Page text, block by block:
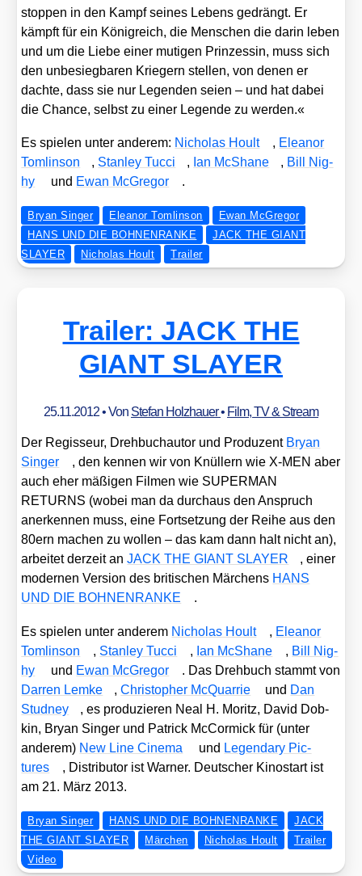
stop­pen in den Kampf sei­nes Lebens gedrängt. Er
kämpft für ein König­reich, die Men­schen die dar­in leben
und um die Lie­be einer muti­gen Prin­zes­sin, muss sich
den unbe­sieg­ba­ren Krie­gern stel­len, von denen er
dach­te, dass sie nur Legen­den sei­en – und hat dabei
die Chan­ce, selbst zu einer Legen­de zu wer­den.«
Es spie­len unter ande­rem: Nicho­las Hoult , Ele­a­n­or
Tom­lin­son
, Stan­ley Tuc­ci , Ian McSha­ne , Bill Nig­
hy
und Ewan McGre­gor .
Bryan Singer Eleanor Tomlinson
Ewan McGregor
HANS UND DIE BOHNENRANKE
JACK THE GIANT
SLAYER
Nicholas Hoult Trailer
Trailer: JACK THE
GIANT SLAYER
25.11.2012• Von Stefan Holzhauer• Film, TV & Stream
Der Regis­seur, Dreh­buch­au­tor und Pro­du­zent Bryan
Sin­ger
, den ken­nen wir von Knül­lern wie X‑MEN aber
auch eher mäßi­gen Fil­men wie SUPERMAN
RETURNS (wobei man da durch­aus den Anspruch
aner­ken­nen muss, eine Fort­set­zung der Rei­he aus den
80ern machen zu wol­len – das kam dann halt nicht an),
arbei­tet der­zeit anJACK THE GIANT SLAYER
, einer
moder­nen Ver­si­on des bri­ti­schen Mär­chens HANS
UND DIE BOHNENRANKE
.
Es spie­len unter ande­rem Nicho­las Hoult , Ele­a­n­or
Tom­lin­son
, Stan­ley Tuc­ci , Ian McSha­ne , Bill Nig­
hy
und Ewan McGre­gor
. Das Dreh­buch stammt von
Dar­ren Lem­ke
,Chris­to­pher McQuar­rie und Dan
Stud­ney
, es pro­du­zie­ren Neal H. Moritz, David Dob­
kin, Bryan Sin­ger und Patrick McCor­mick für (unter
ande­rem) New Line Cine­ma und Legen­da­ry Pic­
tures
, Dis­tri­bu­tor ist War­ner. Deut­scher Kino­start ist
am 21. März 2013.
Bryan Singer HANS UND DIE BOHNENRANKE
JACK
THE GIANT SLAYER
Märchen Nicholas Hoult
Trailer
Video